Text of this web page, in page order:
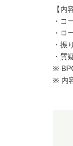
【内
・コ
・ロ
・振
・質
※
※ 内